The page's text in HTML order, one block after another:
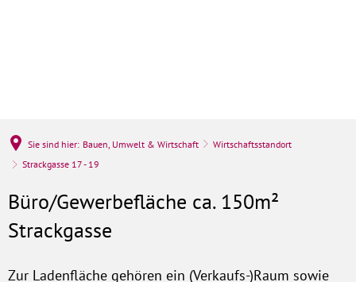
Sie sind hier: Bauen, Umwelt & Wirtschaft
Wirtschaftsstandort
Strackgasse 17 - 19
Büro/Gewerbefläche ca. 150m²
Strackgasse
Zur Ladenfläche gehören ein (Verkaufs-)Raum sowie